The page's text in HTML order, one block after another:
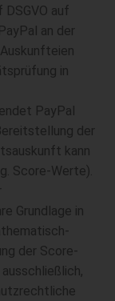
auf
an der
in
PayPal
der
kann
Score-Werte).
Grundlage in
der Score-